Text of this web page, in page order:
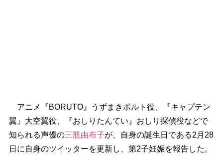
アニメ『BORUTO』うずまきボルト役、『キャプテン
翼』大空翼役、『おしりたんてい』おしり探偵役などで
知られる声優の三瓶由布子が、自身の誕生日である2月28
日に自身のツイッターを更新し、第2子妊娠を報告した。